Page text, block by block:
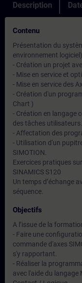
Description
Contenu
Présentation du
environnement
- Création un projet
- Mise en service et
- Mise en service des
- Création d'un
Chart )
- Création en langage
des tâches utilisateurs.
- Affectation des
- Utilisation d'un
SIMOTION.
Exercices pratiques
SINAMICS S120
Un temps d’échange
séquence.
Objectifs
A l’issue de la
- Faire une
commande d'axes
s'y rapportant.
- Réaliser la
avec l'aide du